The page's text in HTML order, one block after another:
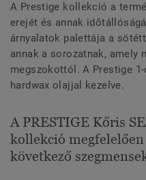
A Prestige kollekció a
erejét és annak
árnyalatok palettája a
annak a sorozatnak, amely
megszokottól. A Prestige
hardwax olajjal kezelve.
A PRESTIGE Kőris
kollekció
következő